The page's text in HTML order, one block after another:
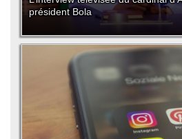
président Bola